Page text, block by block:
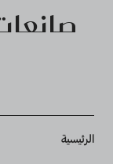
الرئيسية